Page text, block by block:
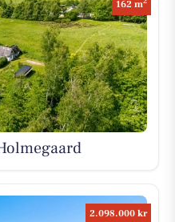
162 m
2.098.000 kr